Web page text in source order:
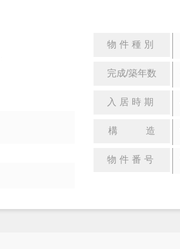
物件種別
完成/築年数
入居時期
構 造
物件番号